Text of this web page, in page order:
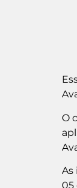
O
As
05